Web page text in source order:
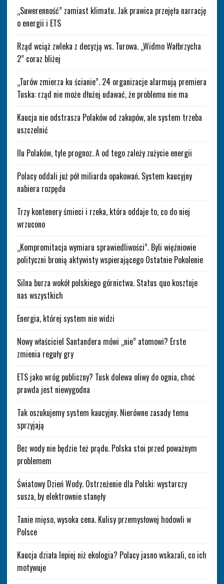
„Suwerenność” zamiast klimatu. Jak prawica przejęła narrację
o energii i ETS
Rząd wciąż zwleka z decyzją ws. Turowa. „Widmo Wałbrzycha
2” coraz bliżej
„Turów zmierza ku ścianie”. 24 organizacje alarmują premiera
Tuska: rząd nie może dłużej udawać, że problemu nie ma
Kaucja nie odstrasza Polaków od zakupów, ale system trzeba
uszczelnić
Ilu Polaków, tyle prognoz. A od tego zależy zużycie energii
Polacy oddali już pół miliarda opakowań. System kaucyjny
nabiera rozpędu
Trzy kontenery śmieci i rzeka, która oddaje to, co do niej
wrzucono
„Kompromitacja wymiaru sprawiedliwości”. Byli więźniowie
polityczni bronią aktywisty wspierającego Ostatnie Pokolenie
Silna burza wokół polskiego górnictwa. Status quo kosztuje
nas wszystkich
Energia, której system nie widzi
Nowy właściciel Santandera mówi „nie” atomowi? Erste
zmienia reguły gry
ETS jako wróg publiczny? Tusk dolewa oliwy do ognia, choć
prawda jest niewygodna
Tak oszukujemy system kaucyjny. Nierówne zasady temu
sprzyjają
Bez wody nie będzie też prądu. Polska stoi przed poważnym
problemem
Światowy Dzień Wody. Ostrzeżenie dla Polski: wystarczy
susza, by elektrownie stanęły
Tanie mięso, wysoka cena. Kulisy przemysłowej hodowli w
Polsce
Kaucja działa lepiej niż ekologia? Polacy jasno wskazali, co ich
motywuje